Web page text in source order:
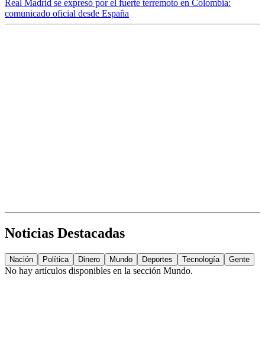
Real Madrid se expresó por el fuerte terremoto en Colombia:
comunicado oficial desde España
Noticias Destacadas
Nación Política Dinero Mundo Deportes Tecnología Gente
No hay artículos disponibles en la sección Mundo.